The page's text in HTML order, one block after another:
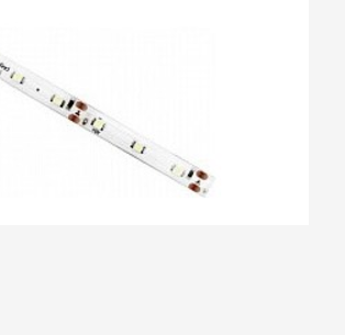
от 27 июля 2006 г. № 152-ФЗ (в частности, пп. 10 п. 1 ст. 6,
также выражаю свое согласие на их обработку (в том числе
такой обработки специализированной организации). При
обрабатывать персональные данные, соблюдая их